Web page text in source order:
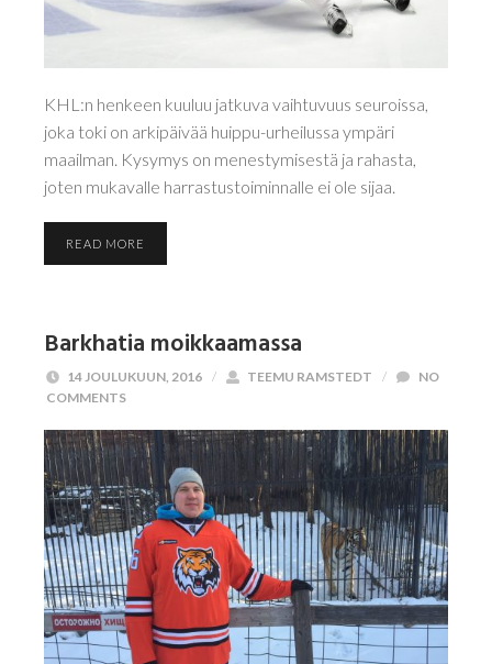
KHL:n henkeen kuuluu jatkuva vaihtuvuus seuroissa,
joka toki on arkipäivää huippu-urheilussa ympäri
maailman. Kysymys on menestymisestä ja rahasta,
joten mukavalle harrastustoiminnalle ei ole sijaa.
READ MORE
Barkhatia moikkaamassa
14 JOULUKUUN, 2016 / TEEMU RAMSTEDT /
NO
COMMENTS